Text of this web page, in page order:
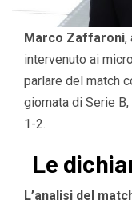
Marco Zaffaroni,
intervenuto ai
parlare del match
giornata di Serie
1-2.
Le
L’analisi del